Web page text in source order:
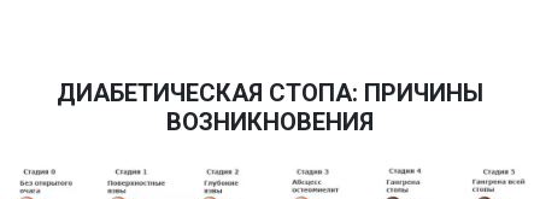
ДИАБЕТИЧЕСКАЯ СТОПА: ПРИЧИНЫ
ВОЗНИКНОВЕНИЯ